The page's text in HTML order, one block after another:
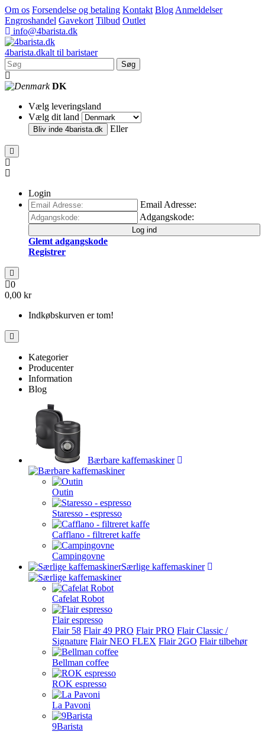
Om os Forsendelse og betaling Kontakt Blog Anmeldelser
Engroshandel Gavekort Tilbud Outlet
info@4barista.dk
4barista.dkalt til baristaer
Søg
DK
Vælg leveringsland
Vælg dit land
Bliv inde 4barista.dk Eller
Login
Email Adresse:
Adgangskode:
Log ind
Glemt adgangskode
Registrer
0
0,00 kr
Indkøbskurven er tom!
Kategorier
Producenter
Information
Blog
Bærbare kaffemaskiner
Outin
Staresso - espresso
Cafflano - filtreret kaffe
Campingovne
Særlige kaffemaskiner
Cafelat Robot
Flair espresso
Flair 58 Flair 49 PRO Flair PRO Flair Classic /
Signature Flair NEO FLEX Flair 2GO Flair tilbehør
Bellman coffee
ROK espresso
La Pavoni
9Barista